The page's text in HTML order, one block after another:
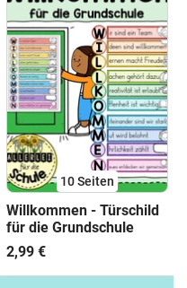
10Seiten
Willkommen - Türschild
für die Grundschule
2,99 €